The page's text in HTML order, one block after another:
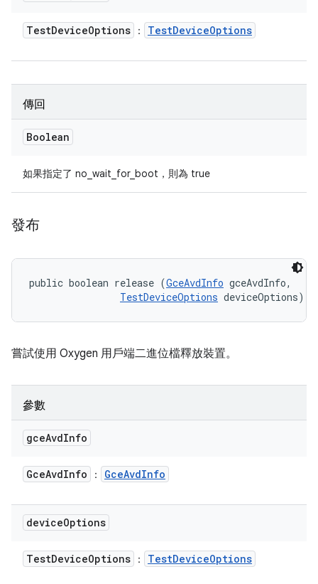
TestDeviceOptions ： TestDeviceOptions
傳回
Boolean
如果指定了 no_wait_for_boot，則為 true
發布
public boolean release (GceAvdInfo gceAvdInfo,
TestDeviceOptions deviceOptions)
嘗試使用 Oxygen 用戶端二進位檔釋放裝置。
參數
gceAvdInfo
GceAvdInfo ： GceAvdInfo
deviceOptions
TestDeviceOptions ： TestDeviceOptions